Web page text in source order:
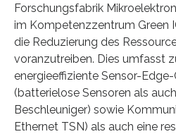
Forschungsfabrik
im Kompetenzzentrum Green
die Reduzierung des
voranzutreiben. Dies umfasst
energieeffiziente Sensor-
(batterielose Sensoren als
Beschleuniger) sowie
Ethernet TSN) als auch eine